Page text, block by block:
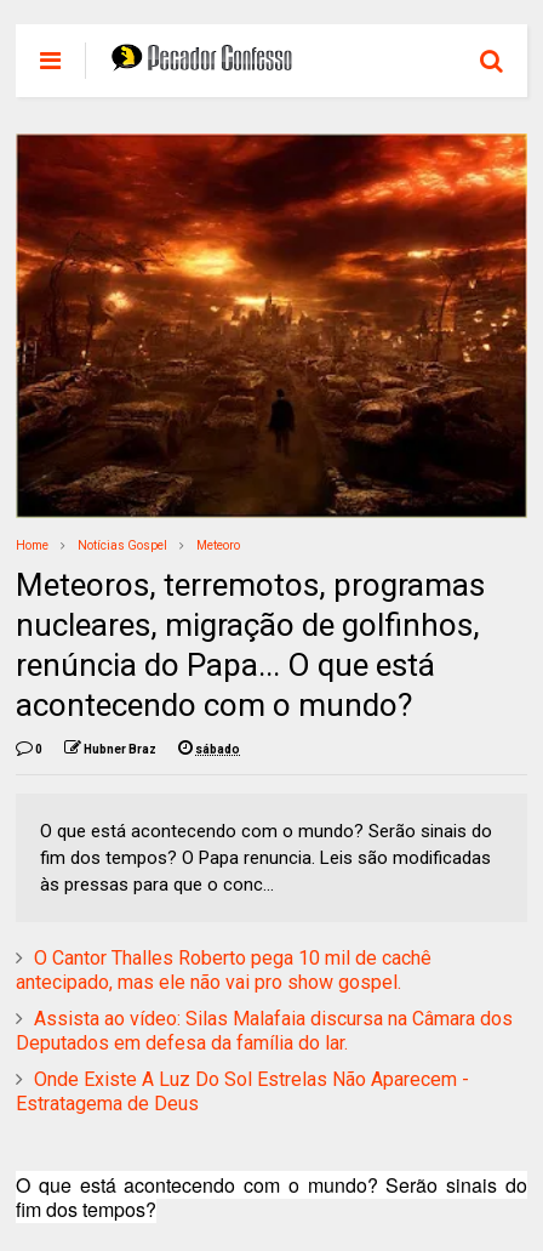
Home Notícias Gospel Meteoro
Meteoros, terremotos, programas
nucleares, migração de golfinhos,
renúncia do Papa... O que está
acontecendo com o mundo?
0 Hubner Braz sábado
O que está acontecendo com o mundo? Serão sinais do
fim dos tempos? O Papa renuncia. Leis são modificadas
às pressas para que o conc...
O Cantor Thalles Roberto pega 10 mil de cachê
antecipado, mas ele não vai pro show gospel.
Assista ao vídeo: Silas Malafaia discursa na Câmara dos
Deputados em defesa da família do lar.
Onde Existe A Luz Do Sol Estrelas Não Aparecem -
Estratagema de Deus
O que está acontecendo com o mundo? Serão sinais do
fim dos tempos?